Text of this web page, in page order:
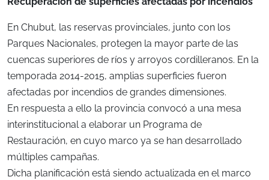
En Chubut, las reservas provinciales, junto con los
Parques Nacionales, protegen la mayor parte de las
cuencas superiores de ríos y arroyos cordilleranos. En la
temporada 2014-2015, amplias superficies fueron
afectadas por incendios de grandes dimensiones.
En respuesta a ello la provincia convocó a una mesa
interinstitucional a elaborar un Programa de
Restauración, en cuyo marco ya se han desarrollado
múltiples campañas.
Dicha planificación está siendo actualizada en el marco